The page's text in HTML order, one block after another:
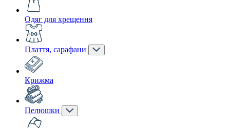
Одяг для хрещення
Плаття, сарафани
Крижма
Пелюшки